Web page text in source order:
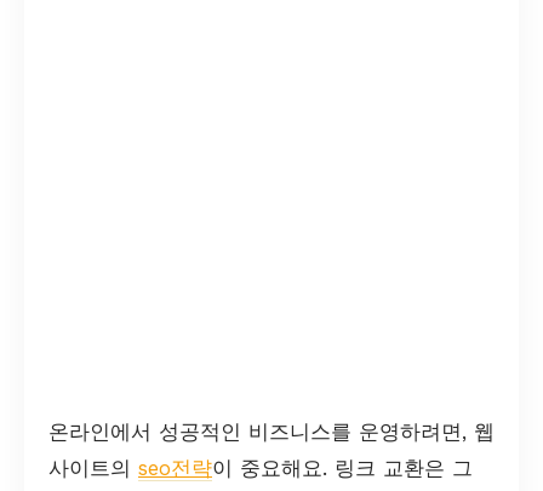
온라인에서 성공적인 비즈니스를 운영하려면, 웹
사이트의 seo전략이 중요해요. 링크 교환은 그